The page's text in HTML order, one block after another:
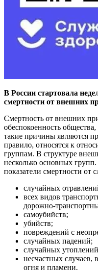
В России стартовала
смертности от внешних
Смертность от внешних
обеспокоенность
такие причины являются
правило, относятся к
группам. В структуре
несколько основных
показатели смертности от
случайных
всех видов
дорожно-
самоубийств;
убийств;
повреждений с
случайных падений;
случайных
несчастных случаев,
огня и пламени.